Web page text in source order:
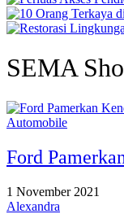
SEMA
Automobile
Ford
1 November 2021
Alexandra